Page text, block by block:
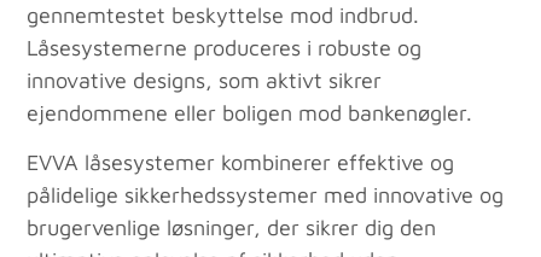
gennemtestet beskyttelse mod indbrud.
Låsesystemerne produceres i robuste og
innovative designs, som aktivt sikrer
ejendommene eller boligen mod bankenøgler.
EVVA låsesystemer kombinerer effektive og
pålidelige sikkerhedssystemer med innovative og
brugervenlige løsninger, der sikrer dig den